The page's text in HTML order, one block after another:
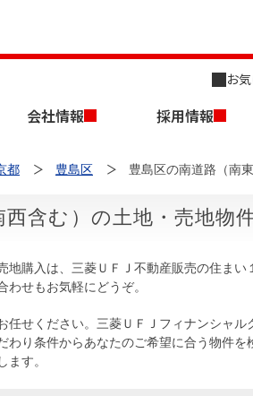
お
会社情報 採用情報
新築・中古一戸建てを
売却相談
店舗のご案内（名古屋）
会社概要
組織図
キャリア採用情報
都 豊島区 豊島区の南道路（南
含む）の土地・売地物
地購入は、三菱ＵＦＪ不動産販売の住ま
せもお気軽にどうぞ。
任せください。三菱ＵＦＪフィナンシャ
わり条件からあなたのご希望に合う物件
す。